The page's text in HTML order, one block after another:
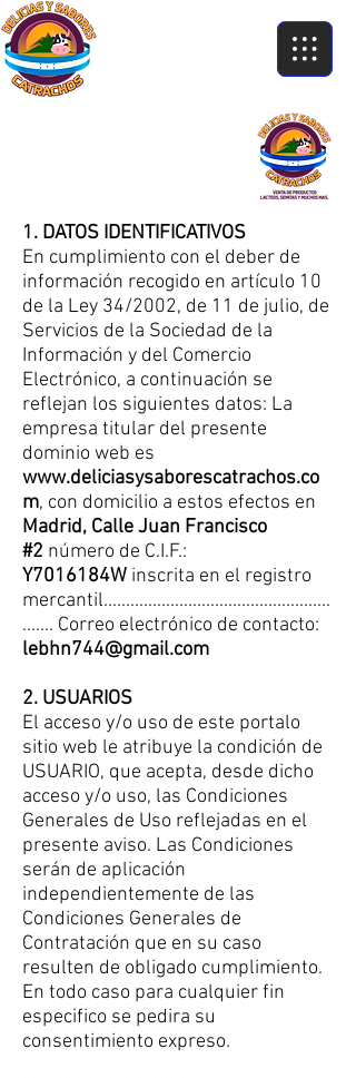
1. DATOS IDENTIFICATIVOS
En cumplimiento con el deber de
información recogido en artículo 10
de la Ley 34/2002, de 11 de julio, de
Servicios de la Sociedad de la
Información y del Comercio
Electrónico, a continuación se
reflejan los siguientes datos: La
empresa titular del presente
dominio web es
www.deliciasysaborescatrachos.co
m, con domicilio a estos efectos en
Madrid, Calle Juan Francisco
#2 número de C.I.F.:
Y7016184W inscrita en el registro
mercantil...................................................
....... Correo electrónico de contacto:
lebhn744@gmail.com
2. USUARIOS
El acceso y/o uso de este portalo
sitio web le atribuye la condición de
USUARIO, que acepta, desde dicho
acceso y/o uso, las Condiciones
Generales de Uso reflejadas en el
presente aviso. Las Condiciones
serán de aplicación
independientemente de las
Condiciones Generales de
Contratación que en su caso
resulten de obligado cumplimiento.
En todo caso para cualquier fin
especifico se pedira su
consentimiento expreso.